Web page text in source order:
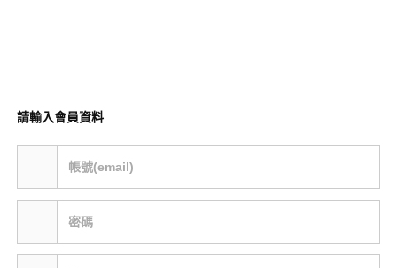
請輸入會員資料
帳號(email)
密碼